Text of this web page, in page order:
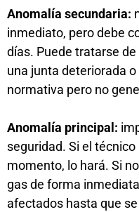
Anomalía secundaria:
inmediato, pero debe
días. Puede tratarse
una junta deteriorada
normativa pero no
Anomalía principal:
seguridad. Si el técnico
momento, lo hará. Si
gas de forma
afectados hasta que